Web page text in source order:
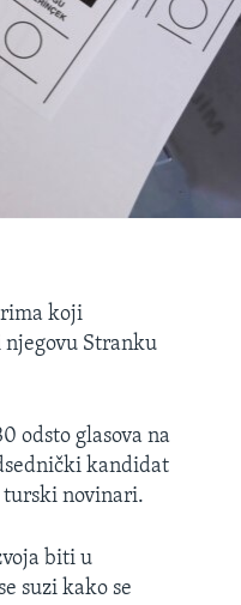
koji
njegovu Stranku
odsto glasova na
kandidat
turski novinari.
biti u
suzi kako se